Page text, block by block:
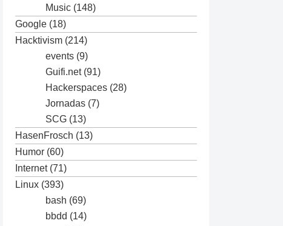
Music (148)
Google (18)
Hacktivism (214)
events (9)
Guifi.net(91)
Hackerspaces (28)
Jornadas (7)
SCG (13)
HasenFrosch (13)
Humor (60)
Internet(71)
Linux (393)
bash (69)
bbdd (14)